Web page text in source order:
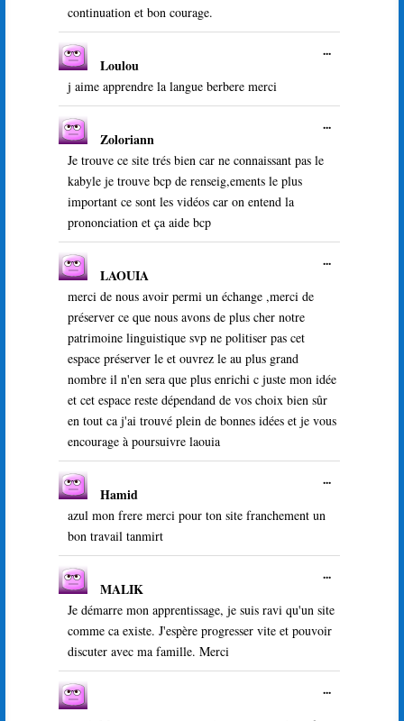
continuation et bon courage.
Loulou
j aime apprendre la langue berbere merci
...Ouvrir/
méta.
Zoloriann
Je trouve ce site trés bien car ne connaissant pas le
kabyle je trouve bcp de renseig,ements le plus
important ce sont les vidéos car on entend la
prononciation et ça aide bcp
...Ouvrir/
LAOUIA
merci de nous avoir permi un échange ,merci de
préserver ce que nous avons de plus cher notre
patrimoine linguistique svp ne politiser pas cet
espace préserver le et ouvrez le au plus grand
nombre il n'en sera que plus enrichi c juste mon idée
et cet espace reste dépendand de vos choix bien sûr
en tout ca j'ai trouvé plein de bonnes idées et je vous
encourage à poursuivre laouia
...Ouvrir/
Hamid
azul mon frere merci pour ton site franchement un
bon travail tanmirt
...Ouvrir/
MALIK
Je démarre mon apprentissage, je suis ravi qu'un site
comme ca existe. J'espère progresser vite et pouvoir
discuter avec ma famille. Merci
...Ouvrir/
boîte
méta.
...Ouvrir/